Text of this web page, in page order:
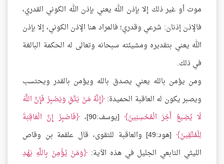
موت أو غير ذلك إلا بإذن الله يعني بإذن الله الكوني القدري،
فالإذن إذنان: شرعي وقدري؛ فالمراد هنا الإذن الكوني، إلا بإذن
الله يعني بتقديره ومشيئته سبحانه وتعالى له الحكمة البالغة
في ذلك.
ومن يؤمن بالله يعني يصدق بالله ويؤمن بالقدر ويحتسب
ويصبر يكون له العاقبة الحميدة: إِنَّهُ مَنْ يَتَّقِ وَيَصْبِرْ فَإِنَّ اللَّهَ
لَا يُضِيعُ أَجْرَ الْمُحْسِنِينَ [يوسف:90]،
فَاصْبِرْ إِنَّ الْعَاقِبَةَ
لِلْمُتَّقِينَ
[هود:49] والعاقبة للتقوى، قال علقمة بن وقاص
الليثي التابعي الجليل في هذه الآية:
وَمَنْ يُؤْمِنْ بِاللَّهِ يَهْدِ